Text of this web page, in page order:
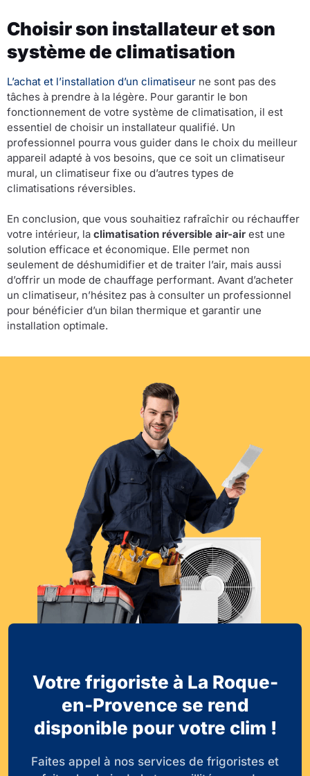
Choisir son installateur et son
système de climatisation
L’achat et l’installation d’un climatiseur ne sont pas des
tâches à prendre à la légère. Pour garantir le bon
fonctionnement de votre système de climatisation, il est
essentiel de choisir un installateur qualifié. Un
professionnel pourra vous guider dans le choix du meilleur
appareil adapté à vos besoins, que ce soit un climatiseur
mural, un climatiseur fixe ou d’autres types de
climatisations réversibles.
En conclusion, que vous souhaitiez rafraîchir ou réchauffer
votre intérieur, la climatisation réversible air-air est une
solution efficace et économique. Elle permet non
seulement de déshumidifier et de traiter l’air, mais aussi
d’offrir un mode de chauffage performant. Avant d’acheter
un climatiseur, n’hésitez pas à consulter un professionnel
pour bénéficier d’un bilan thermique et garantir une
installation optimale.
Votre frigoriste à La Roque-
en-Provence se rend
disponible pour votre clim !
Faites appel à nos services de frigoristes et